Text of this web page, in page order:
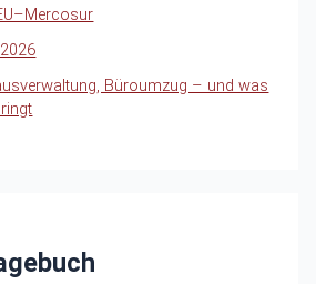
Büroumzug – und was